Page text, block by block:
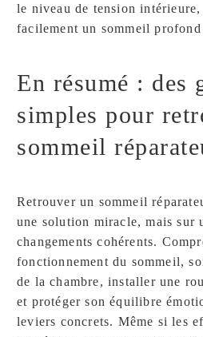
le niveau de tension
facilement un sommeil profond
En résumé : des
simples pour
sommeil
Retrouver un sommeil
une solution miracle, mais sur
changements cohérents.
fonctionnement du sommeil,
de la chambre, installer une
et protéger son équilibre
leviers concrets. Même si les